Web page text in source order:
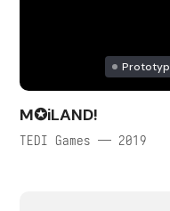
Prototyp
M✪iLAND!
TEDI Games — 2019